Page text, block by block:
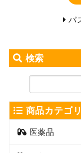
パ
検索
商品カテゴ
医薬品